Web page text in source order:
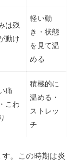
は残
動け
軽い動
き・状態
を見て温
める
痛
こわ
積極的に
温める・
ストレッ
チ
。この時期は炎